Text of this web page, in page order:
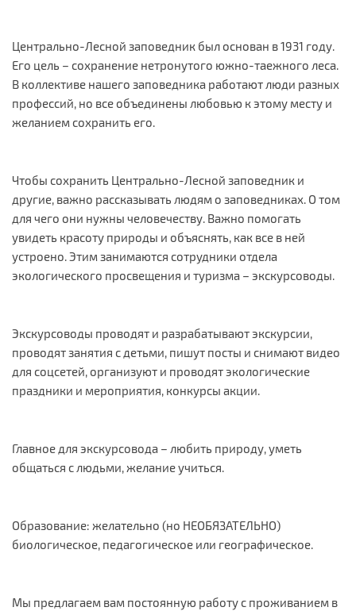
Центрально-Лесной заповедник был основан в 1931 году.
Его цель – сохранение нетронутого южно-таежного леса.
В коллективе нашего заповедника работают люди разных
профессий, но все объединены любовью к этому месту и
желанием сохранить его.
Чтобы сохранить Центрально-Лесной заповедник и
другие, важно рассказывать людям о заповедниках. О том
для чего они нужны человечеству. Важно помогать
увидеть красоту природы и объяснять, как все в ней
устроено. Этим занимаются сотрудники отдела
экологического просвещения и туризма – экскурсоводы.
Экскурсоводы проводят и разрабатывают экскурсии,
проводят занятия с детьми, пишут посты и снимают видео
для соцсетей, организуют и проводят экологические
праздники и мероприятия, конкурсы акции.
Главное для экскурсовода – любить природу, уметь
общаться с людьми, желание учиться.
Образование: желательно (но НЕОБЯЗАТЕЛЬНО)
биологическое, педагогическое или географическое.
Мы предлагаем вам постоянную работу с проживанием в